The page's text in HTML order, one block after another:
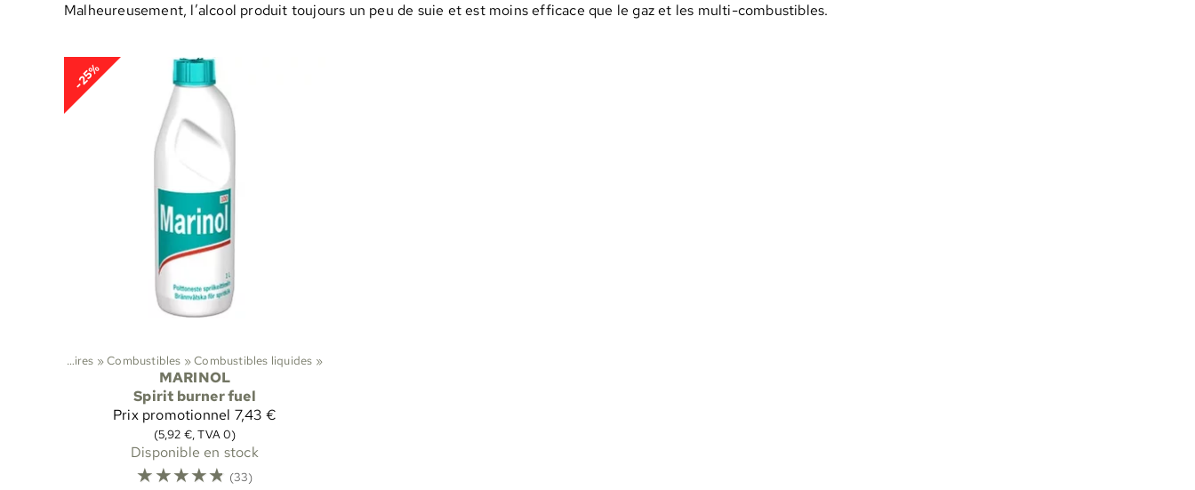
Malheureusement, l’alcool produit toujours un peu de suie et est moins efficace que le gaz et les multi-combustibles.
-25%
Accessoires ‪»Combustibles ‪»Combustibles liquides ‪»
MARINOL
Spirit burner fuel
Prix promotionnel 7,43 €
(5,92 €, TVA 0)
Disponible en stock
☆☆☆☆☆ (33)